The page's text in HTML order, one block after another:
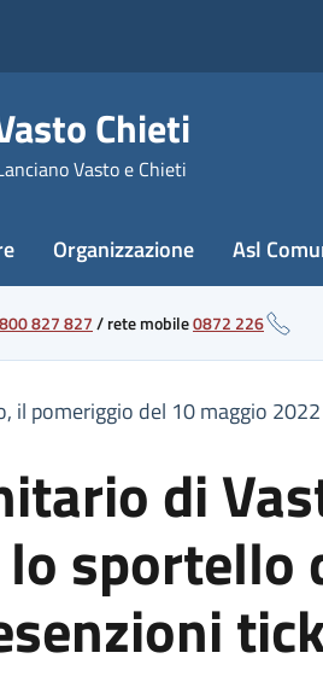
Chieti
Vasto e Chieti
Organizzazione Asl
800 827 827/rete mobile0872 226
il pomeriggio del 10 maggio
di
sportello